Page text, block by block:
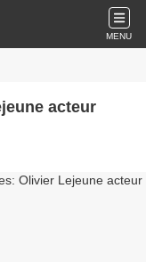
MENU
acteur